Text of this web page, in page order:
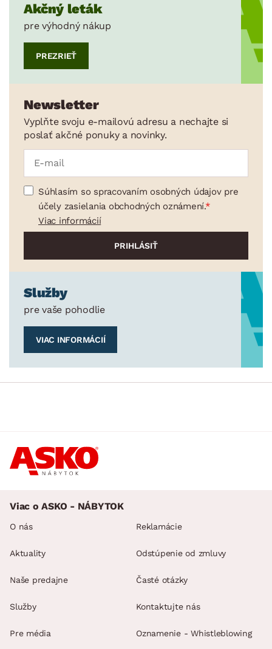
Akčný leták
pre výhodný nákup
PREZRIEŤ
Newsletter
Vyplňte svoju e-mailovú adresu a nechajte si
poslať akčné ponuky a novinky.
Súhlasím so spracovaním osobných údajov pre
účely zasielania obchodných oznámení.
Viac informácií
Služby
pre vaše pohodlie
VIAC INFORMÁCIÍ
Viac o ASKO - NÁBYTOK
O nás
Aktuality
Naše predajne
Služby
Pre média
Reklamácie
Odstúpenie od zmluvy
Časté otázky
Kontaktujte nás
Oznamenie - Whistleblowing